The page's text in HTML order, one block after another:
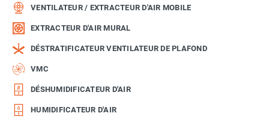
VENTILATEUR / EXTRACTEUR D'AIR MOBILE
EXTRACTEUR D'AIR MURAL
DÉSTRATIFICATEUR VENTILATEUR DE PLAFOND
VMC
DÉSHUMIDIFICATEUR D'AIR
HUMIDIFICATEUR D'AIR